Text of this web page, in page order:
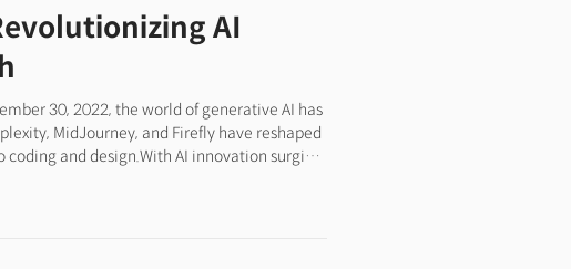
AI
30, 2022, the world of generative AI has
MidJourney, and Firefly have reshaped
and design.With AI innovation surging,
success?“AI must solve real-world